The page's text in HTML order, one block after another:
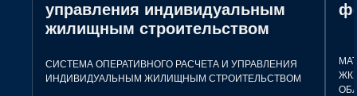
управления индивидуальным
жилищным строительством
СИСТЕМА ОПЕРАТИВНОГО РАСЧЕТА И УПРАВЛЕНИЯ
ИНДИВИДУАЛЬНЫМ ЖИЛИЩНЫМ СТРОИТЕЛЬСТВОМ